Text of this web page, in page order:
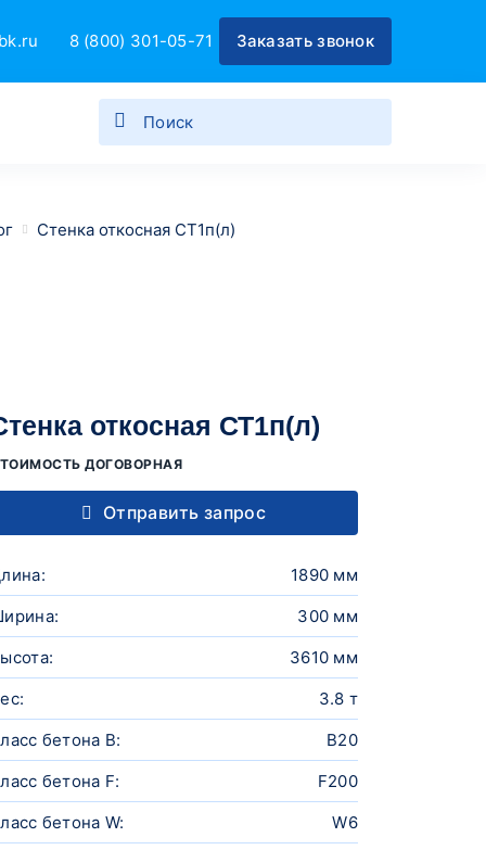
8 (800) 301-05-71 Заказать звонок
Стенка откосная СТ1п(л)
откосная СТ1п(л)
ДОГОВОРНАЯ
Отправить запрос
1890 мм
300 мм
3610 мм
3.8 т
бетона B:
B20
бетона F:
F200
бетона W:
W6